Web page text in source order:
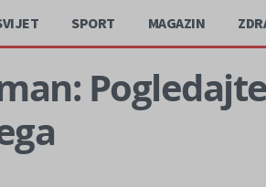
SPORT MAGAZIN